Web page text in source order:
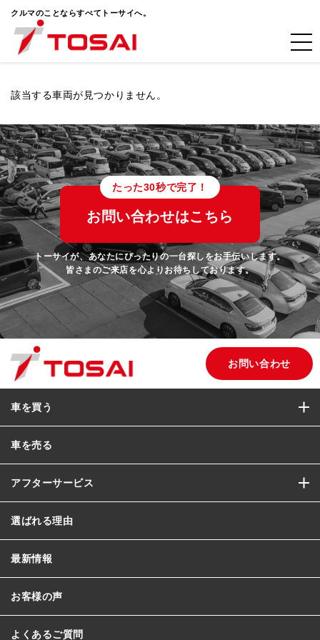
クルマのことならすべてトーサイへ。
該当する車両が見つかりません。
たった30秒で完了！
お問い合わせはこちら
トーサイが、あなたにぴったりの一台探しをお手伝いします。
皆さまのご来店を心よりお待ちしております。
お問い合わせ
車を買う
車を売る
アフターサービス
選ばれる理由
最新情報
お客様の声
よくあるご質問